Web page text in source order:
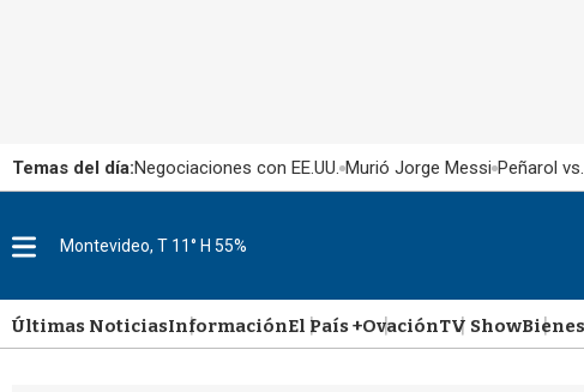
Temas del día:Negociaciones con EE.UU. Murió Jorge Messi Peñarol
u
Montevideo, T 11° H 55%
Últimas NoticiasInformaciónEl País +OvaciónTV Show